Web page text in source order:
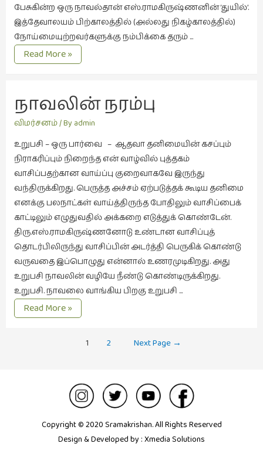
வாசிப்பில்
இன்று
விளையாட்டு
ஷேக்ஸ்பியரின்
உலகம்
பேசுகின்ற‌ ஒரு நாவ‌ல்தான் எஸ்.ராம‌கிருஷ்ண‌னின் ‘துயில்’.
இத்தேவால‌ய‌ம் பிற்கால‌த்தில் (அல்ல‌து நிக‌ழ்கால‌த்தில்)
நோய்மையுற்ற‌வ‌ர்க‌ளுக்கு ந‌ம்பிக்கை த‌ரும் …
துயில்
விம‌ர்ச‌ன‌ம்
Read More »
நாவலின் நரம்பு
விமர்சனம்/ By admin
உறுபசி – ஒரு பார்வை – ஆதவா தனிமையின் கசப்பும்
நிராகரிப்பும் நிறைந்த என் வாழ்வில் புத்தகம்
வாசிப்பதற்கான வாய்ப்பு குறைவாகவே இருந்து
வந்திருக்கிறது. பெருத்த அச்சம் ஏற்படுத்தக் கூடிய தனிமை
எனக்கு பலநாட்கள் வாய்த்திருந்த போதிலும் வாசிப்பைக்
காட்டிலும் எழுதுவதில் அக்கறை எடுத்துக் கொண்டேன்.
திரு.எஸ்.ராமகிருஷ்ணனோடு உண்டான வாசிப்புத்
தொடர்பிலிருந்து வாசிப்பின் அடர்த்தி பெருகிக் கொண்டு
வருவதை இப்பொழுது என்னால் உணரமுடிகிறது. அது
உறுபசி நாவலின் வழியே நீண்டு கொண்டிருக்கிறது.
உறுபசி. நாவலை வாங்கிய பிறகு உறுபசி …
நாவலின்
நரம்பு
Read More »
1 2 Next Page →
Copyright © 2020 Sramakrishan. All Rights Reserved
Design & Developed by :Xmedia Solutions